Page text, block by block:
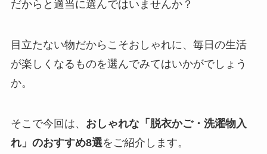
だからと適当に選んではいませんか？
目立たない物だからこそおしゃれに、毎日の生活
が楽しくなるものを選んでみてはいかがでしょう
か。
そこで今回は、 おしゃれな「脱衣かご・洗濯物入
れ」のおすすめ8選をご紹介します。